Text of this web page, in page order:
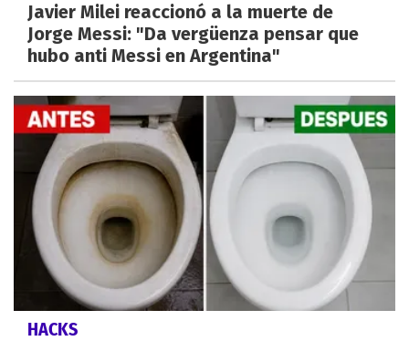
Javier Milei reaccionó a la muerte de
Jorge Messi: "Da vergüenza pensar que
hubo anti Messi en Argentina"
HACKS